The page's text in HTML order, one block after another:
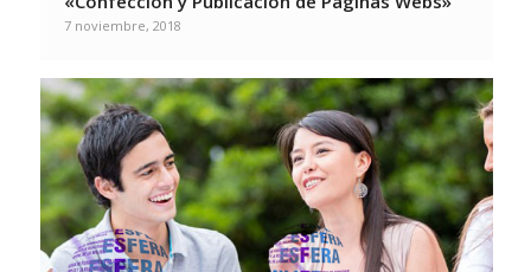
7 noviembre, 2018